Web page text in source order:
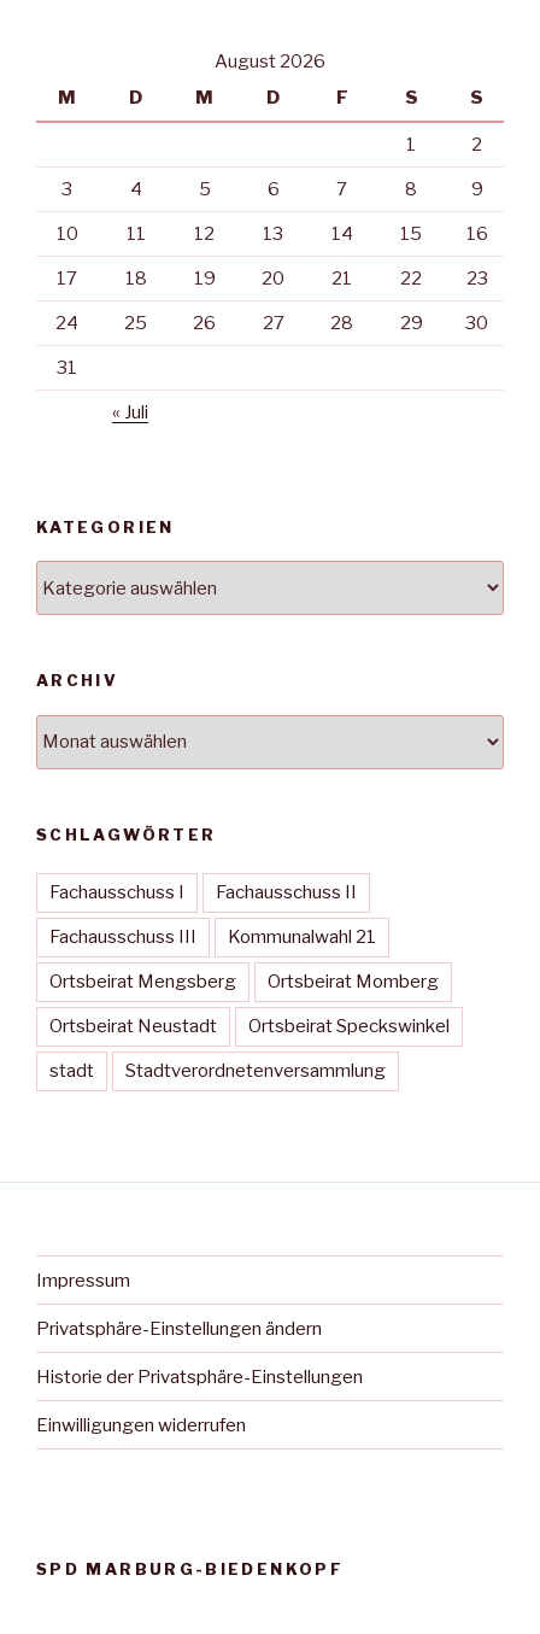
August 2026
M
D M D F S S
1 2
3 4 5 6 7 8 9
10 11 12 13 14 15 16
17 18 19 20 21 22 23
24 25 26 27 28 29 30
31
« Juli
KATEGORIEN
ARCHIV
SCHLAGWÖRTER
Fachausschuss I Fachausschuss II
Fachausschuss III Kommunalwahl 21
Ortsbeirat Mengsberg Ortsbeirat Momberg
Ortsbeirat Neustadt Ortsbeirat Speckswinkel
stadt Stadtverordnetenversammlung
Impressum
Privatsphäre-Einstellungen ändern
Historie der Privatsphäre-Einstellungen
Einwilligungen widerrufen
SPD MARBURG-BIEDENKOPF